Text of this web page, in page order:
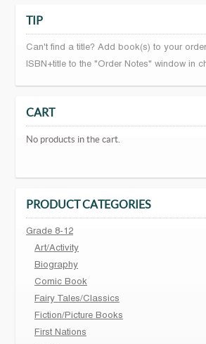
TIP
Can't find a title? Add book(s) to your
ISBN+title to the "Order Notes" window in
CART
No products in the cart.
PRODUCT CATEGORIES
Grade 8-12
Art/Activity
Biography
Comic Book
Fairy Tales/Classics
Fiction/Picture Books
First Nations